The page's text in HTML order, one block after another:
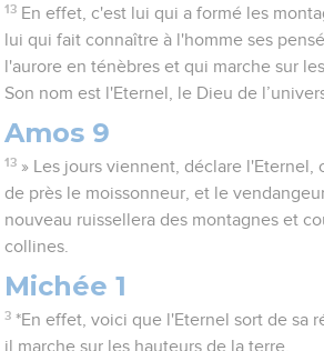
13 En effet, c'est lui qui a formé les
lui qui fait connaître à l'homme ses
l'aurore en ténèbres et qui marche sur
Son nom est l'Eternel, le Dieu de
Amos 9
13 » Les jours viennent, déclare l'Eternel,
de près le moissonneur, et le
nouveau ruissellera des montagnes et
collines.
Michée 1
3 *En effet, voici que l'Eternel sort de sa
il marche sur les hauteurs de la terre.